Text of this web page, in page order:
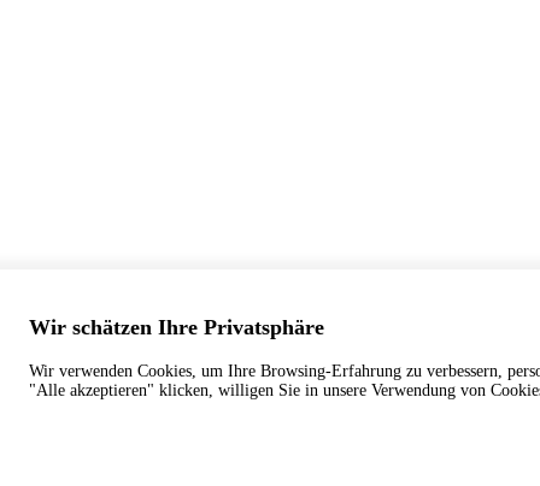
Wir schätzen Ihre Privatsphäre
Wir verwenden Cookies, um Ihre Browsing-Erfahrung zu verbessern,
"Alle akzeptieren" klicken, willigen Sie in unsere Verwendung von